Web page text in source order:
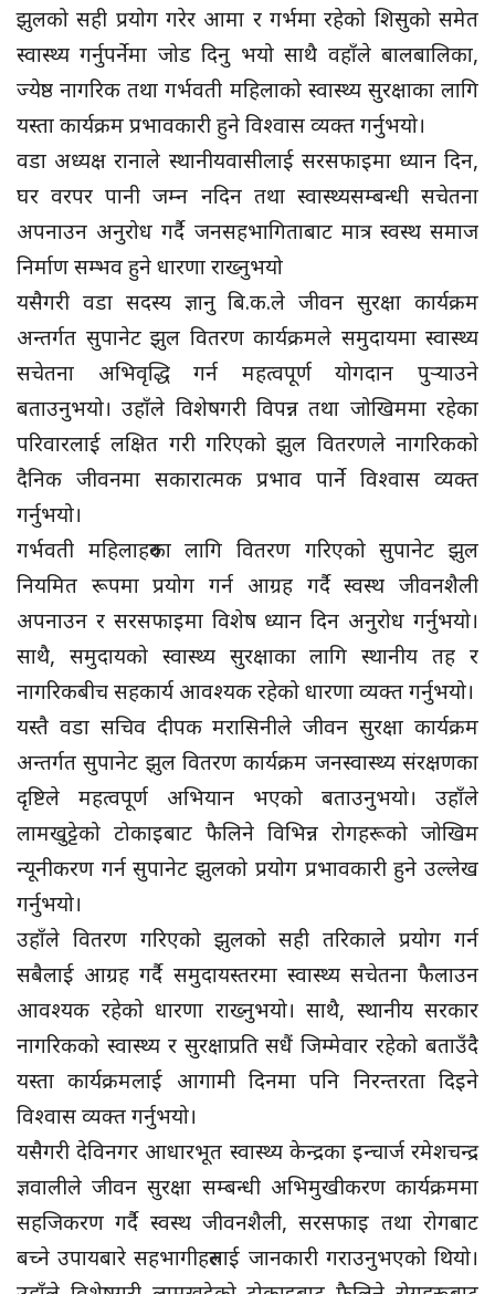
झुलको सही प्रयोग गरेर आमा र गर्भमा रहेको शिसुको समेत
स्वास्थ्य गर्नुपर्नेमा जोड दिनु भयो साथै वहाँले बालबालिका,
ज्येष्ठ नागरिक तथा गर्भवती महिलाको स्वास्थ्य सुरक्षाका लागि
यस्ता कार्यक्रम प्रभावकारी हुने विश्वास व्यक्त गर्नुभयो।
वडा अध्यक्ष रानाले स्थानीयवासीलाई सरसफाइमा ध्यान दिन,
घर वरपर पानी जम्न नदिन तथा स्वास्थ्यसम्बन्धी सचेतना
अपनाउन अनुरोध गर्दै जनसहभागिताबाट मात्र स्वस्थ समाज
निर्माण सम्भव हुने धारणा राख्नुभयो
यसैगरी वडा सदस्य ज्ञानु बि.क.ले जीवन सुरक्षा कार्यक्रम
अन्तर्गत सुपानेट झुल वितरण कार्यक्रमले समुदायमा स्वास्थ्य
सचेतना अभिवृद्धि गर्न महत्वपूर्ण योगदान पुर्‍याउने
बताउनुभयो। उहाँले विशेषगरी विपन्न तथा जोखिममा रहेका
परिवारलाई लक्षित गरी गरिएको झुल वितरणले नागरिकको
दैनिक जीवनमा सकारात्मक प्रभाव पार्ने विश्वास व्यक्त
गर्नुभयो।
गर्भवती महिलाहरुका लागि वितरण गरिएको सुपानेट झुल
नियमित रूपमा प्रयोग गर्न आग्रह गर्दै स्वस्थ जीवनशैली
अपनाउन र सरसफाइमा विशेष ध्यान दिन अनुरोध गर्नुभयो।
साथै, समुदायको स्वास्थ्य सुरक्षाका लागि स्थानीय तह र
नागरिकबीच सहकार्य आवश्यक रहेको धारणा व्यक्त गर्नुभयो।
यस्तै वडा सचिव दीपक मरासिनीले जीवन सुरक्षा कार्यक्रम
अन्तर्गत सुपानेट झुल वितरण कार्यक्रम जनस्वास्थ्य संरक्षणका
दृष्टिले महत्वपूर्ण अभियान भएको बताउनुभयो। उहाँले
लामखुट्टेको टोकाइबाट फैलिने विभिन्न रोगहरूको जोखिम
न्यूनीकरण गर्न सुपानेट झुलको प्रयोग प्रभावकारी हुने उल्लेख
गर्नुभयो।
उहाँले वितरण गरिएको झुलको सही तरिकाले प्रयोग गर्न
सबैलाई आग्रह गर्दै समुदायस्तरमा स्वास्थ्य सचेतना फैलाउन
आवश्यक रहेको धारणा राख्नुभयो। साथै, स्थानीय सरकार
नागरिकको स्वास्थ्य र सुरक्षाप्रति सधैं जिम्मेवार रहेको बताउँदै
यस्ता कार्यक्रमलाई आगामी दिनमा पनि निरन्तरता दिइने
विश्वास व्यक्त गर्नुभयो।
यसैगरी देविनगर आधारभूत स्वास्थ्य केन्द्रका इन्चार्ज रमेशचन्द्र
ज्ञवालीले जीवन सुरक्षा सम्बन्धी अभिमुखीकरण कार्यक्रममा
सहजिकरण गर्दै स्वस्थ जीवनशैली, सरसफाइ तथा रोगबाट
बच्ने उपायबारे सहभागीहरुलाई जानकारी गराउनुभएको थियो।